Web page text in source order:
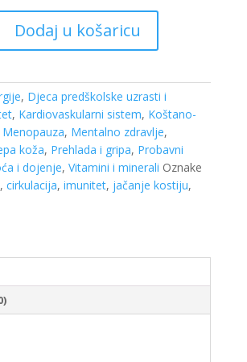
Dodaj u košaricu
, Djeca predškolske uzrasti i
, Kardiovaskularni sistem, Koštano-
Menopauza, Mentalno zdravlje,
koža, Prehlada i gripa, Probavni
i dojenje, Vitamini i minerali Oznake
, cirkulacija, imunitet, jačanje kostiju,